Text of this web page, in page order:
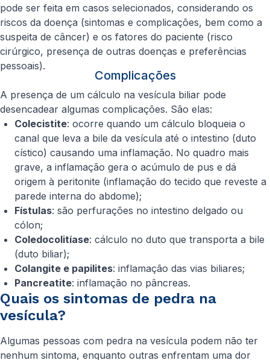
pode ser feita em casos selecionados, considerando os
riscos da doença (sintomas e complicações, bem como a
suspeita de câncer) e os fatores do paciente (risco
cirúrgico, presença de outras doenças e preferências
pessoais).
Complicações
A presença de um cálculo na vesícula biliar pode
desencadear algumas complicações. São elas:
Colecistite: ocorre quando um cálculo bloqueia o
canal que leva a bile da vesícula até o intestino (duto
cístico) causando uma inflamação. No quadro mais
grave, a inflamação gera o acúmulo de pus e dá
origem à peritonite (inflamação do tecido que reveste a
parede interna do abdome);
Fístulas: são perfurações no intestino delgado ou
cólon;
Coledocolitíase: cálculo no duto que transporta a bile
(duto biliar);
Colangite e papilites: inflamação das vias biliares;
Pancreatite: inflamação no pâncreas.
Quais os sintomas de pedra na
vesícula?
Algumas pessoas com pedra na vesícula podem não ter
nenhum sintoma, enquanto outras enfrentam uma dor